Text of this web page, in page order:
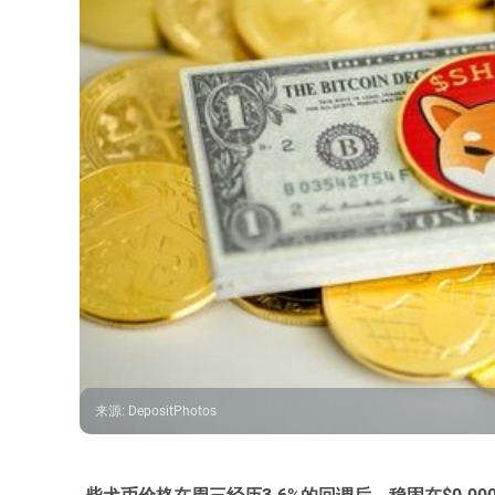
来源: DepositPhotos